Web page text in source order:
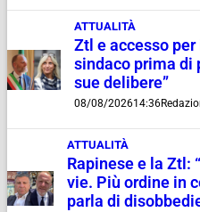
ATTUALITÀ
Ztl e accesso per
sindaco prima di
sue delibere”
08/08/202614:36
ATTUALITÀ
Rapinese e la Ztl:
vie. Più ordine in
parla di